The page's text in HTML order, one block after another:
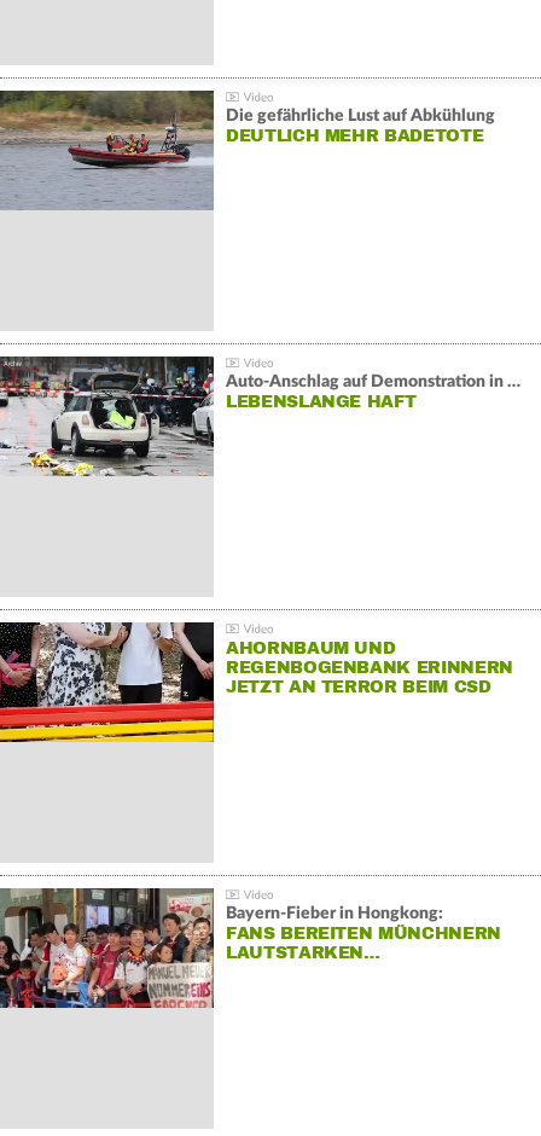
Die gefährliche Lust auf Abkühlung
DEUTLICH MEHR BADETOTE
Auto-Anschlag auf Demonstration in München:
LEBENSLANGE HAFT
AHORNBAUM UND
REGENBOGENBANK ERINNERN
JETZT AN TERROR BEIM CSD
Bayern-Fieber in Hongkong:
FANS BEREITEN MÜNCHNERN
LAUTSTARKEN…